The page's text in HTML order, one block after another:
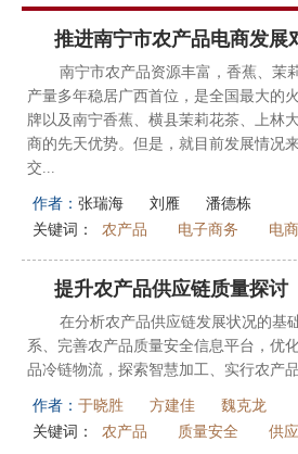
推进南宁市农产品电商发展
南宁市农产品资源丰富，香蕉、茉
产量多年稳居广西首位，是全国最大的
牌以及南宁香蕉、横县茉莉花茶、上林
商的先天优势。但是，就目前发展情况
交...
作者： 张瑞海 刘雁
潘德栋
关键词：
农产品 电子商务 电
提升农产品供应链质量探讨
在分析农产品供应链发展状况的基
系、完善农产品质量安全信息平台，优
品冷链物流，探索智慧加工、实行农产
作者： 于晓胜 方建佳
魏克龙
关键词：
农产品 质量安全 供